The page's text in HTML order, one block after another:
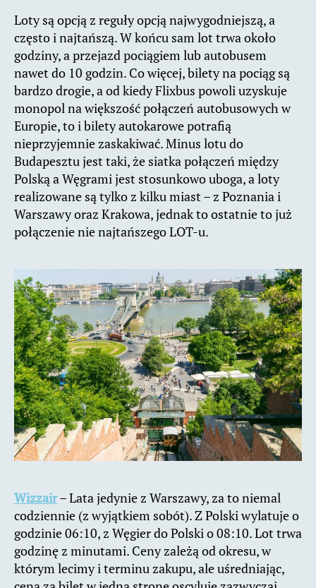
Loty są opcją z reguły opcją najwygodniejszą, a
często i najtańszą. W końcu sam lot trwa około
godziny, a przejazd pociągiem lub autobusem
nawet do 10 godzin. Co więcej, bilety na pociąg są
bardzo drogie, a od kiedy Flixbus powoli uzyskuje
monopol na większość połączeń autobusowych w
Europie, to i bilety autokarowe potrafią
nieprzyjemnie zaskakiwać. Minus lotu do
Budapesztu jest taki, że siatka połączeń między
Polską a Węgrami jest stosunkowo uboga, a loty
realizowane są tylko z kilku miast – z Poznania i
Warszawy oraz Krakowa, jednak to ostatnie to już
połączenie nie najtańszego LOT-u.
Wizzair– Lata jedynie z Warszawy, za to niemal
codziennie (z wyjątkiem sobót). Z Polski wylatuje o
godzinie 06:10, z Węgier do Polski o 08:10. Lot trwa
godzinę z minutami. Ceny zależą od okresu, w
którym lecimy i terminu zakupu, ale uśredniając,